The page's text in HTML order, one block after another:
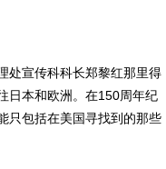
宣传科科长郑黎红那里得
日本和欧洲。在150周年纪
只包括在美国寻找到的那些